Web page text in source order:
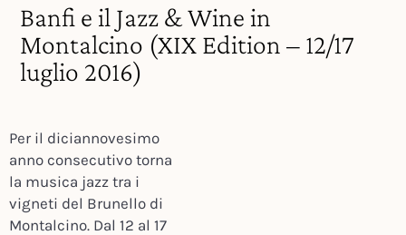
Banfi e il Jazz & Wine in
Montalcino (XIX Edition – 12/17
luglio 2016)
Per il diciannovesimo
anno consecutivo torna
la musica jazz tra i
vigneti del Brunello di
Montalcino. Dal 12 al 17